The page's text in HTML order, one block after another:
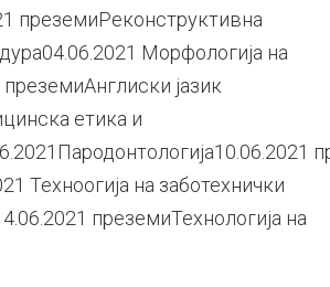
преземиРеконструктивна
Морфологија на
јазик
етика и
Техноогија на заботехнички
преземиТехнологија на